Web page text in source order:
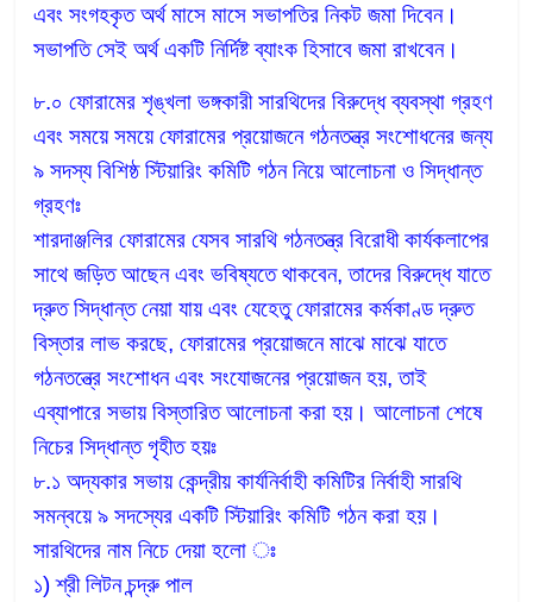
এবং সংগহকৃত অর্থ মাসে মাসে সভাপতির নিকট জমা দিবেন।
সভাপতি সেই অর্থ একটি নির্দিষ্ট ব্যাংক হিসাবে জমা রাখবেন।
৮.০ ফোরামের শৃঙ্খলা ভঙ্গকারী সারথিদের বিরুদ্ধে ব্যবস্থা গ্রহণ
এবং সময়ে সময়ে ফোরামের প্রয়োজনে গঠনতন্ত্র সংশোধনের জন্য
৯ সদস্য বিশিষ্ঠ স্টিয়ারিং কমিটি গঠন নিয়ে আলোচনা ও সিদ্ধান্ত
গ্রহণঃ
শারদাঞ্জলির ফোরামের যেসব সারথি গঠনতন্ত্র বিরোধী কার্যকলাপের
সাথে জড়িত আছেন এবং ভবিষ্যতে থাকবেন, তাদের বিরুদ্ধে যাতে
দ্রুত সিদ্ধান্ত নেয়া যায় এবং যেহেতু ফোরামের কর্মকাণ্ড দ্রুত
বিস্তার লাভ করছে, ফোরামের প্রয়োজনে মাঝে মাঝে যাতে
গঠনতন্ত্রে সংশোধন এবং সংযোজনের প্রয়োজন হয়, তাই
এব্যাপারে সভায় বিস্তারিত আলোচনা করা হয়। আলোচনা শেষে
নিচের সিদ্ধান্ত গৃহীত হয়ঃ
৮.১ অদ্যকার সভায় কেন্দ্রীয় কার্যনির্বাহী কমিটির নির্বাহী সারথি
সমন্বয়ে ৯ সদস্যের একটি স্টিয়ারিং কমিটি গঠন করা হয়।
সারথিদের নাম নিচে দেয়া হলো ঃ
১) শ্রী লিটন চন্দ্রু পাল